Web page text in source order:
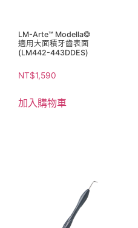
LM-Arte™ Modella❂
適用大面積牙齒表面
(LM442-443DDES)
NT$1,590
加入購物車